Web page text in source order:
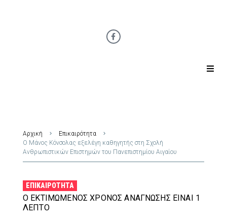
Αρχική
Επικαιρότητα
Ο Μάνος Κόνσολας εξελέγη καθηγητής στη Σχολή
Ανθρωπιστικών Επιστημών του Πανεπιστημίου Αιγαίου
ΕΠΙΚΑΙΡΌΤΗΤΑ
Ο ΕΚΤΙΜΏΜΕΝΟΣ ΧΡΌΝΟΣ ΑΝΆΓΝΩΣΗΣ ΕΊΝΑΙ 1
ΛΕΠΤΌ